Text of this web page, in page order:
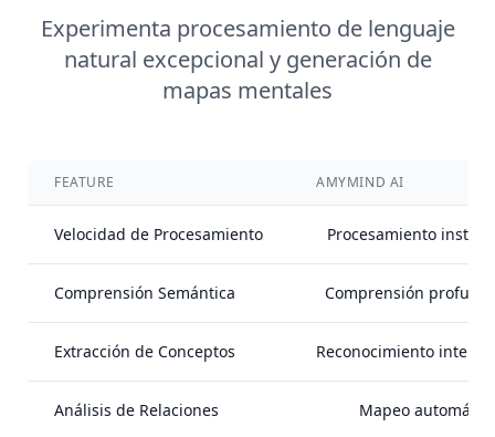
Experimenta procesamiento de lenguaje
natural excepcional y generación de
mapas mentales
FEATURE AMYMIND AI
Velocidad de Procesamiento Procesamiento
Comprensión Semántica Comprensión
Extracción de Conceptos Reconocimiento
Análisis de Relaciones Mapeo